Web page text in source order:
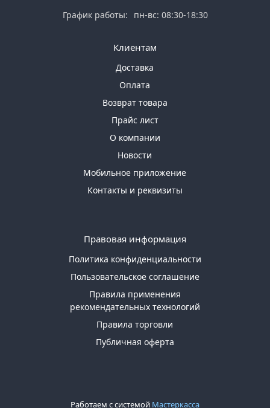
График работы: пн-вс: 08:30-18:30
Клиентам
Доставка
Оплата
Возврат товара
Прайс лист
О компании
Новости
Мобильное приложение
Контакты и реквизиты
Правовая информация
Политика конфиденциальности
Пользовательское соглашение
Правила применения
рекомендательных технологий
Правила торговли
Публичная оферта
Работаем с системой Мастеркасса